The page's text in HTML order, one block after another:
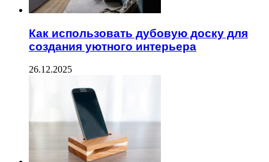
Как использовать дубовую доску для
создания уютного интерьера
26.12.2025